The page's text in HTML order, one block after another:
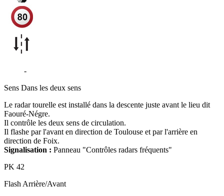
-
Sens Dans les deux sens
Le radar tourelle est installé dans la descente juste avant le lieu dit
Faouré-Négre.
Il contrôle les deux sens de circulation.
Il flashe par l'avant en direction de Toulouse et par l'arrière en
direction de Foix.
Signalisation : Panneau "Contrôles radars fréquents"
PK 42
Flash Arrière/Avant